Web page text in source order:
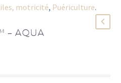
motricité, Puériculture.
– AQUA